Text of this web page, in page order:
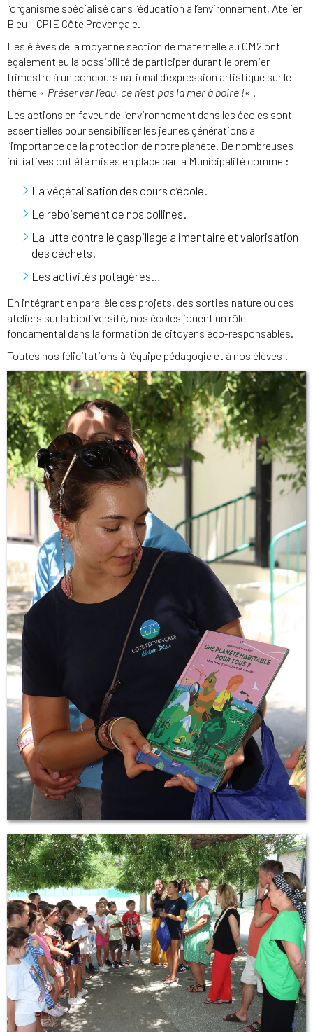
l’organisme spécialisé dans l’éducation à l’environnement, Atelier
Bleu – CPIE Côte Provençale.
Les élèves de la moyenne section de maternelle au CM2 ont
également eu la possibilité de participer durant le premier
trimestre à un concours national d’expression artistique sur le
thème « Préserver l’eau, ce n’est pas la mer à boire !« .
Les actions en faveur de l’environnement dans les écoles sont
essentielles pour sensibiliser les jeunes générations à
l’importance de la protection de notre planète. De nombreuses
initiatives ont été mises en place par la Municipalité comme :
La végétalisation des cours d’école.
Le reboisement de nos collines.
La lutte contre le gaspillage alimentaire et valorisation
des déchets.
Les activités potagères…
En intégrant en parallèle des projets, des sorties nature ou des
ateliers sur la biodiversité, nos écoles jouent un rôle
fondamental dans la formation de citoyens éco-responsables.
Toutes nos félicitations à l’équipe pédagogie et à nos élèves !